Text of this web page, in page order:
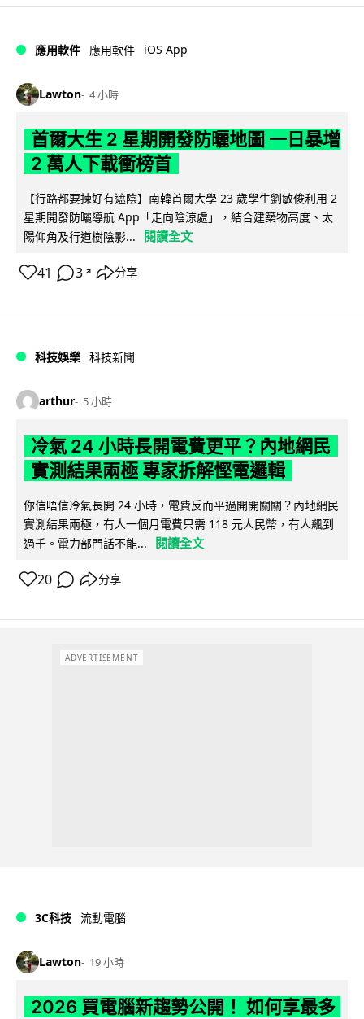
應用軟件 應用軟件 iOS App
Lawton 4 小時
首爾大生 2 星期開發防曬地圖 一日暴增
2 萬人下載衝榜首
【行路都要揀好有遮陰】南韓首爾大學 23 歲學生劉敏俊利用 2
星期開發防曬導航 App「走向陰涼處」，結合建築物高度、太
陽仰角及行道樹陰影...
閱讀全文
41 3 ↗ 分享
科技娛樂 科技新聞
arthur 5 小時
冷氣 24 小時長開電費更平？內地網民
實測結果兩極 專家拆解慳電邏輯
你信唔信冷氣長開 24 小時，電費反而平過開開關關？內地網民
實測結果兩極，有人一個月電費只需 118 元人民幣，有人飆到
過千。電力部門話不能...
閱讀全文
20 分享
ADVERTISEMENT
3C科技 流動電腦
Lawton 19 小時
2026 買電腦新趨勢公開！ 如何享最多